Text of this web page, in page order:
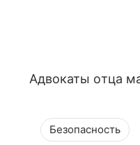
Адвокаты отца
Безопасность